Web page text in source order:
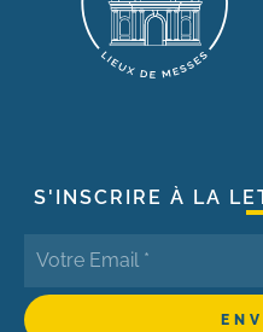
S'INSCRIRE À LA